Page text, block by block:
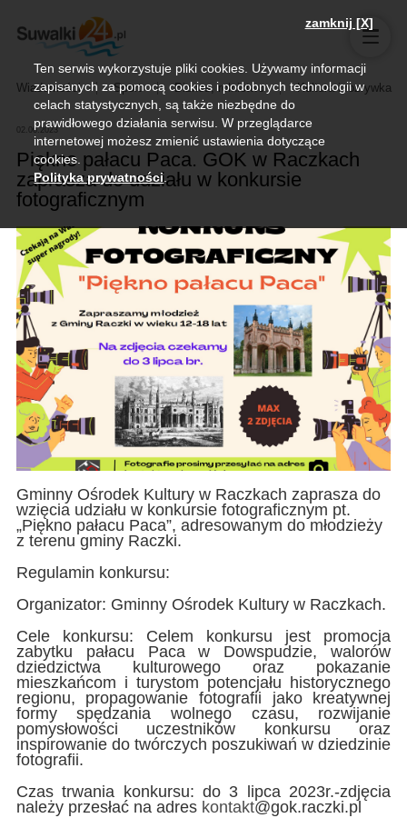
Wiadomości Sport Biznes, rolnictwo Kultura i rozrywka
02.06.2023
Piękno pałacu Paca. GOK w Raczkach
zaprasza do udziału w konkursie
fotograficznym
Gminny Ośrodek Kultury w Raczkach zaprasza do
wzięcia udziału w konkursie fotograficznym pt.
„Piękno pałacu Paca”, adresowanym do młodzieży
z terenu gminy Raczki.
Regulamin konkursu:
Organizator: Gminny Ośrodek Kultury w Raczkach.
Cele konkursu: Celem konkursu jest promocja
zabytku pałacu Paca w Dowspudzie, walorów
dziedzictwa kulturowego oraz pokazanie
mieszkańcom i turystom potencjału historycznego
regionu, propagowanie fotografii jako kreatywnej
formy spędzania wolnego czasu, rozwijanie
pomysłowości uczestników konkursu oraz
inspirowanie do twórczych poszukiwań w dziedzinie
fotografii.
Czas trwania konkursu: do 3 lipca 2023r.-zdjęcia
należy przesłać na adres kontakt@gok.raczki.pl
zamknij [X]
Ten serwis wykorzystuje pliki cookies. Używamy informacji
zapisanych za pomocą cookies i podobnych technologii w
celach statystycznych, są także niezbędne do
prawidłowego działania serwisu. W przeglądarce
internetowej możesz zmienić ustawienia dotyczące
cookies.
Polityka prywatności .